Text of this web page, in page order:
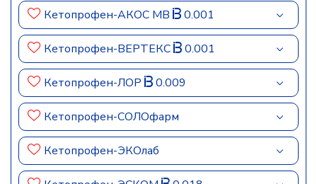
Кетопрофен-АКОС МВ 0.001
Кетопрофен-ВЕРТЕКС 0.001
Кетопрофен-ЛОР 0.009
Кетопрофен-СОЛОфарм
Кетопрофен-ЭКОлаб